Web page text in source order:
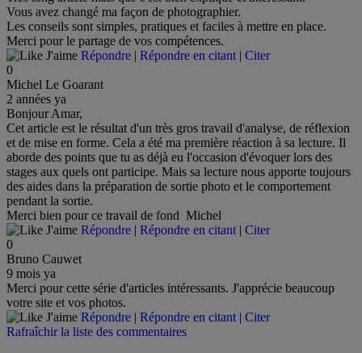
Vous avez changé ma façon de photographier.
Les conseils sont simples, pratiques et faciles à mettre en place.
Merci pour le partage de vos compétences.
J'aime Répondre | Répondre en citant | Citer
0
Michel Le Goarant
2 années ya
Bonjour Amar,
Cet article est le résultat d'un très gros travail d'analyse, de réflexion
et de mise en forme. Cela a été ma première réaction à sa lecture. Il
aborde des points que tu as déjà eu l'occasion d'évoquer lors des
stages aux quels ont participe. Mais sa lecture nous apporte toujours
des aides dans la préparation de sortie photo et le comportement
pendant la sortie.
Merci bien pour ce travail de fond Michel
J'aime Répondre | Répondre en citant | Citer
0
Bruno Cauwet
9 mois ya
Merci pour cette série d'articles intéressants. J'apprécie beaucoup
votre site et vos photos.
J'aime Répondre | Répondre en citant | Citer
Rafraîchir la liste des commentaires